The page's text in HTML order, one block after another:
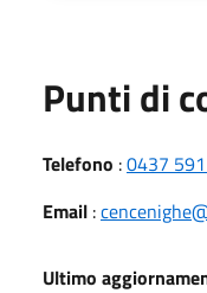
Punti di
Telefono :0437
Email :
Ultimo